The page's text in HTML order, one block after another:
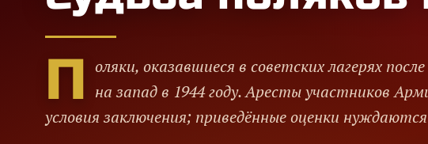
П оляки, оказавшиеся в советских лагерях
на запад в 1944 году. Аресты участников
условия заключения; приведённые оценки